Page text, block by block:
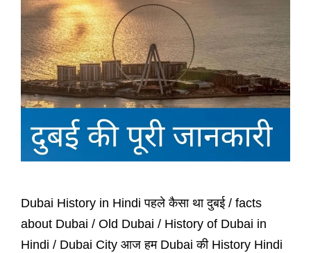
Dubai History in Hindi पहले कैसा था दुबई / facts
about Dubai / Old Dubai / History of Dubai in
Hindi / Dubai City आज हम Dubai की History Hindi